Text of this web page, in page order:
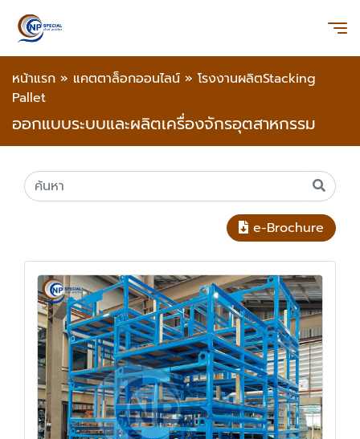
หน้าแรก » แคตตาล็อกออนไลน์ » โรงงานผลิตStacking
Pallet
ออกแบบระบบและผลิตเครื่องจักรอุตสาหกรรม
e-Brochure